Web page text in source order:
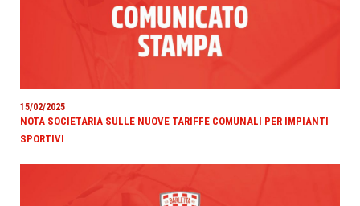
15/02/2025
NOTA SOCIETARIA SULLE NUOVE TARIFFE COMUNALI PER IMPIANTI
SPORTIVI